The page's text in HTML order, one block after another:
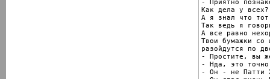
- Приятно
Как дела у всех?
А я знал что
Так ведь я
А все равно
Твои бумажки со
разойдутся по
- Простите, вы
- Нда, это
- Он - не Патти